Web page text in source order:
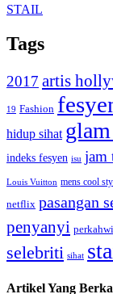
STAIL
Tags
2017 artis
19 Fashion
hidup sihat
indeks fesyen isu jam
Louis Vuitton mens cool
netflix pasangan
penyanyi
selebriti sihat
Artikel Yang